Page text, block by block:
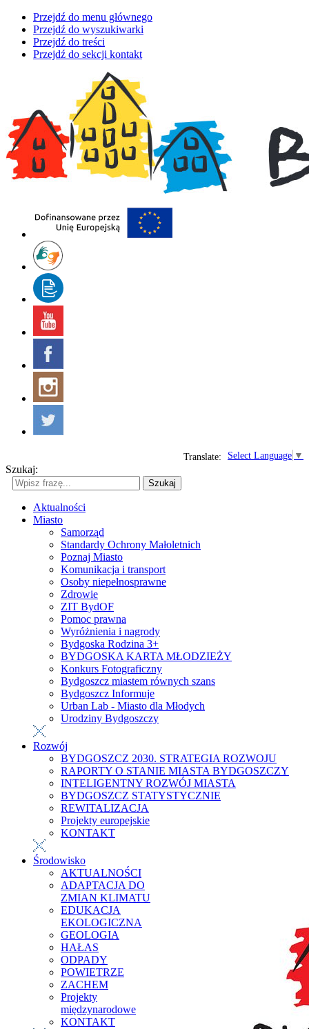
Przejdź do menu głównego
Przejdź do wyszukiwarki
Przejdź do treści
Przejdź do sekcji kontakt
Select Language ▼
Translate:
Szukaj:
Szukaj
Aktualności
Miasto
Samorząd
Standardy Ochrony Małoletnich
Poznaj Miasto
Komunikacja i transport
Osoby niepełnosprawne
Zdrowie
ZIT BydOF
Pomoc prawna
Wyróżnienia i nagrody
Bydgoska Rodzina 3+
BYDGOSKA KARTA MŁODZIEŻY
Konkurs Fotograficzny
Bydgoszcz miastem równych szans
Bydgoszcz Informuje
Urban Lab - Miasto dla Młodych
Urodziny Bydgoszczy
Rozwój
BYDGOSZCZ 2030. STRATEGIA ROZWOJU
RAPORTY O STANIE MIASTA BYDGOSZCZY
INTELIGENTNY ROZWÓJ MIASTA
BYDGOSZCZ STATYSTYCZNIE
REWITALIZACJA
Projekty europejskie
KONTAKT
Środowisko
AKTUALNOŚCI
ADAPTACJA DO
ZMIAN KLIMATU
EDUKACJA
EKOLOGICZNA
GEOLOGIA
HAŁAS
ODPADY
POWIETRZE
ZACHEM
Projekty
międzynarodowe
KONTAKT